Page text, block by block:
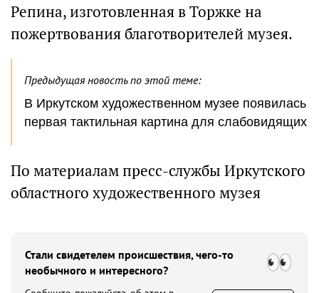
Репина, изготовленная в Торжке на
пожертвования благотворителей музея.
Предыдущая новость по этой теме:
В Иркутском художественном музее появилась
первая тактильная картина для слабовидящих
По материалам пресс-службы Иркутского
областного художественного музея
Стали свидетелем происшествия, чего-то
необычного и интересного?